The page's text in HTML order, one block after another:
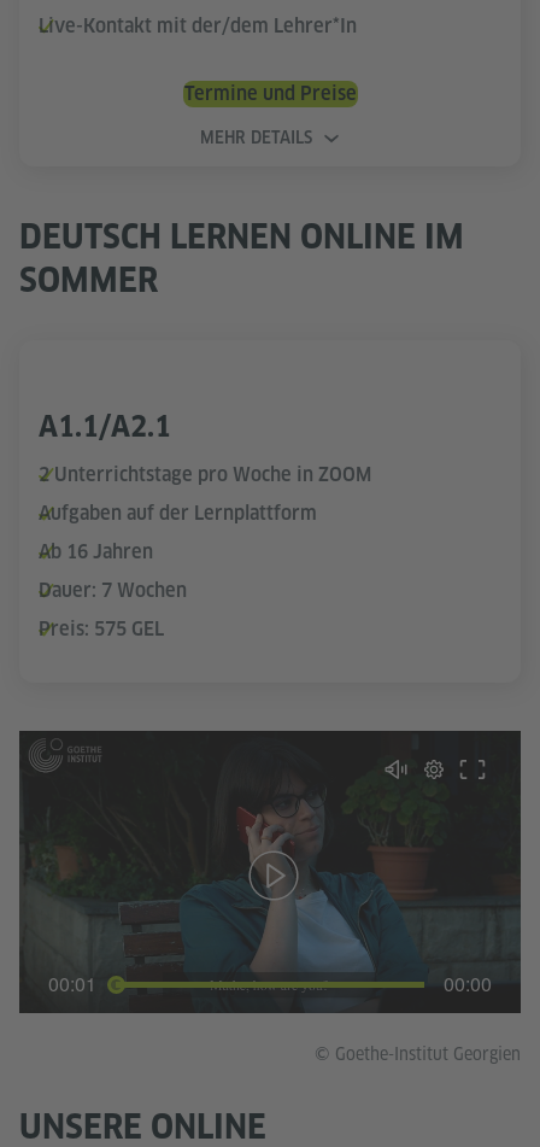
Live-Kontakt mit der/dem Lehrer*In
Termine und Preise
MEHR DETAILS
DEUTSCH LERNEN ONLINE IM
SOMMER
A1.1/A2.1
2 Unterrichtstage pro Woche in ZOOM
Aufgaben auf der Lernplattform
Ab 16 Jahren
Dauer: 7 Wochen
Preis: 575 GEL
00:01 00:00
© Goethe-Institut Georgien
UNSERE ONLINE